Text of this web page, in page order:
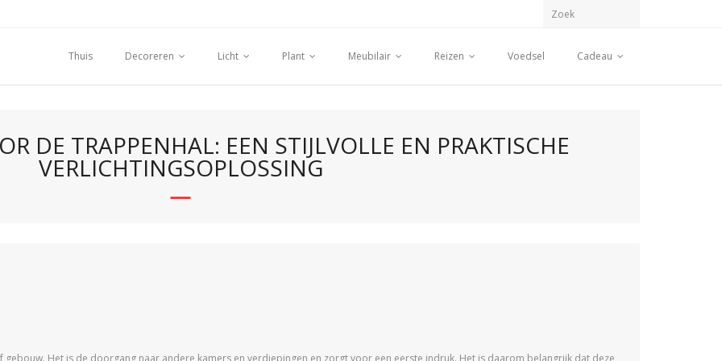
Thuis
Decoreren Licht Plant Meubilair Reizen Voedsel Cadeau
DE TRAPPENHAL: EEN STIJLVOLLE EN PRAKTISCHE
VERLICHTINGSOPLOSSING